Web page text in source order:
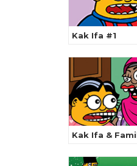
Kak Ifa #1
Kak Ifa &